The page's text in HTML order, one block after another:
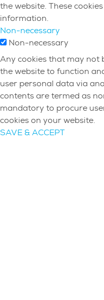
the website. These
information.
Non-necessary
Non-necessary
Any cookies that may not
the website to function
user personal data via
contents are termed as
mandatory to procure
cookies on your website.
SAVE & ACCEPT